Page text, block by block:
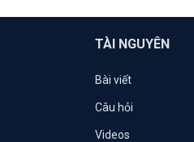
TÀI NGUYÊN
Bài viết
Câu hỏi
Videos